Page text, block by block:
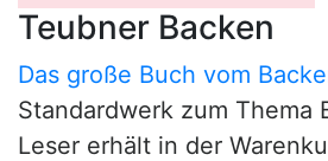
Teubner Backen
Das große Buch vom
Standardwerk zum Thema
Leser erhält in der